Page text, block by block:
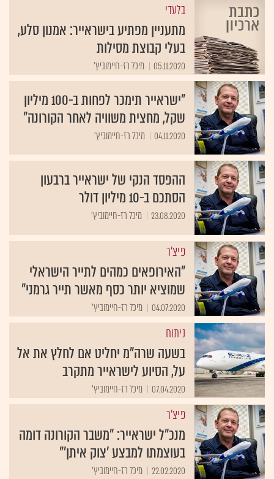
בלעדי
מתעניין מפתיע בישראייר: אמנון סלע,
בעלי קבוצת מסילות
05.11.2020 מיכל רז-חיימוביץ'
"ישראייר תימכר לפחות ב-100 מיליון
שקל, מחצית משוויה לאחר הקורונה"
04.11.2020 מיכל רז-חיימוביץ'
ההפסד הנקי של ישראייר ברבעון
הסתכם ב-10 מיליון דולר
23.08.2020 מיכל רז-חיימוביץ'
פיצ'ר
"האירופאים כמהים לתייר הישראלי
שמוציא יותר כסף מאשר תייר גרמני"
04.07.2020 מיכל רז-חיימוביץ'
ניתוח
בשעה שרה"מ יחליט אם לחלץ את אל
על, הסיוע לישראייר מתקרב
07.04.2020 מיכל רז-חיימוביץ'
פיצ'ר
מנכ"ל ישראייר: "משבר הקורונה דומה
בעוצמתו למבצע 'צוק איתן'"
22.02.2020 מיכל רז-חיימוביץ'